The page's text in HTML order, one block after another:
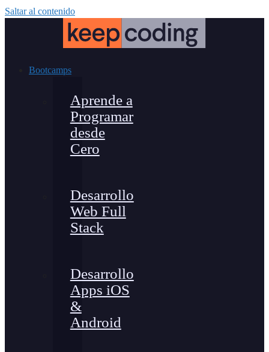
Saltar al contenido
Bootcamps
Aprende a
Programar
desde
Cero
Desarrollo
Web Full
Stack
Desarrollo
Apps iOS
&
Android